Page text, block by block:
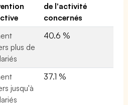
de l'activité
concernés
plus de
40.6 %
jusqu'à
37.1 %